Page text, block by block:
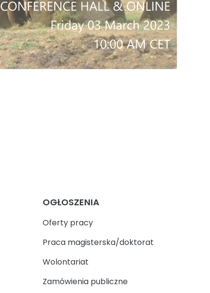
OGŁOSZENIA
Oferty pracy
Praca magisterska/doktorat
Wolontariat
Zamówienia publiczne